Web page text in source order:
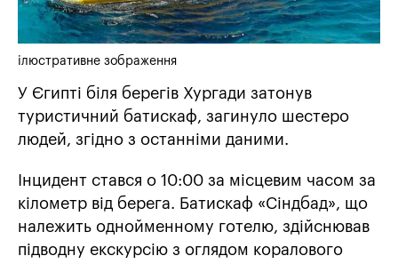
ілюстративне зображення
У Єгипті біля берегів Хургади затонув
туристичний батискаф, загинуло шестеро
людей, згідно з останніми даними.
Інцидент стався о 10:00 за місцевим часом за
кілометр від берега. Батискаф «Сіндбад», що
належить однойменному готелю, здійснював
підводну екскурсію з оглядом коралового